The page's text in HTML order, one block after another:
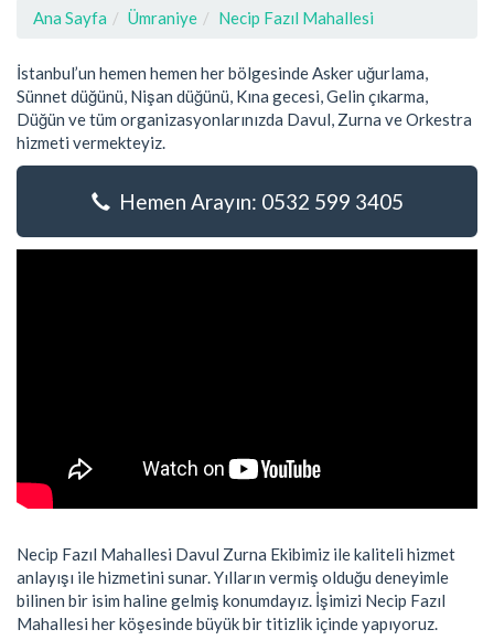
Ana Sayfa Ümraniye Necip Fazıl Mahallesi
İstanbul’un hemen hemen her bölgesinde Asker uğurlama,
Sünnet düğünü, Nişan düğünü, Kına gecesi, Gelin çıkarma,
Düğün ve tüm organizasyonlarınızda Davul, Zurna ve Orkestra
hizmeti vermekteyiz.
Hemen Arayın: 0532 599 3405
Necip Fazıl Mahallesi Davul Zurna Ekibimiz ile kaliteli hizmet
anlayışı ile hizmetini sunar. Yılların vermiş olduğu deneyimle
bilinen bir isim haline gelmiş konumdayız. İşimizi Necip Fazıl
Mahallesi her köşesinde büyük bir titizlik içinde yapıyoruz.